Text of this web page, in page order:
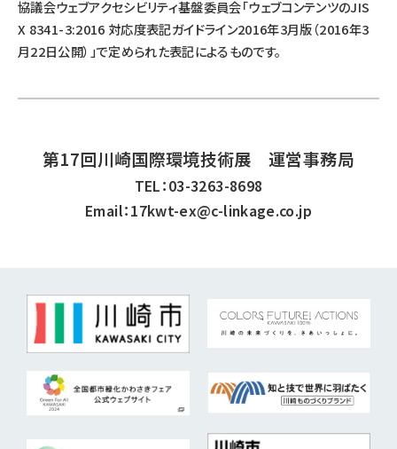
協議会ウェブアクセシビリティ基盤委員会「ウェブコンテンツのJIS
X 8341-3:2016 対応度表記ガイドライン2016年3月版（2016年3
月22日公開）」で定められた表記によるものです。
第17回川崎国際環境技術展 運営事務局
TEL：03-3263-8698
Email：17kwt-ex@c-linkage.co.jp